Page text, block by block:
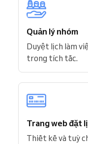
Quản lý nhóm
Duyệt lịch làm
trong tích tắc.
Trang web đặt
Thiết kế và tuỳ